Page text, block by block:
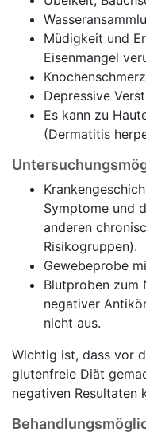
Müdigkeit und
Eisenmangel
Depressive
Es kann zu
(Dermatitis
Symptome und
anderen
Risikogruppen).
Gewebeprobe
Blutproben zum
negativer
nicht aus.
Wichtig ist, dass vor
glutenfreie Diät
negativen Resultaten